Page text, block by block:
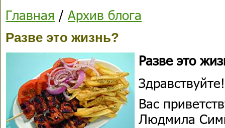
Главная / Архив блога
Разве это жизнь?
Разве это
Здравствуйте!
Вас
Людмила